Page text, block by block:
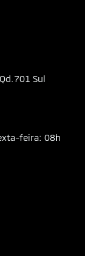
Sul
feira: 08h